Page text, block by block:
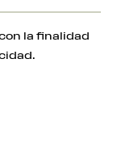
la finalidad